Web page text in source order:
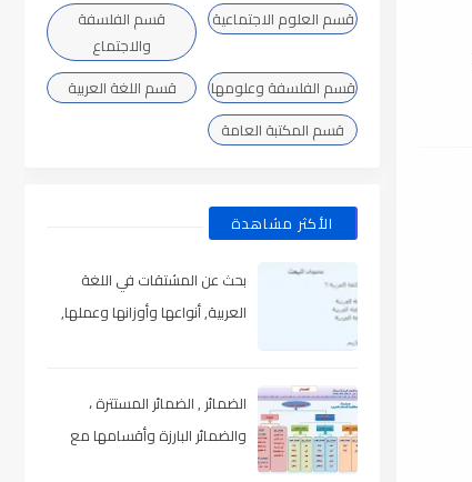
قسم العلوم الاجتماعية
قسم الفلسفة
والاجتماع
قسم الفلسفة وعلومها
قسم اللغة العربية
قسم المكتبة العامة
الأكثر مشاهدة
بحث عن المشتقات في اللغة
العربية, أنواعها وأوزانها وعملها,
الضمائر , الضمائر المستترة ،
والضمائر البارزة وأقسامها مع